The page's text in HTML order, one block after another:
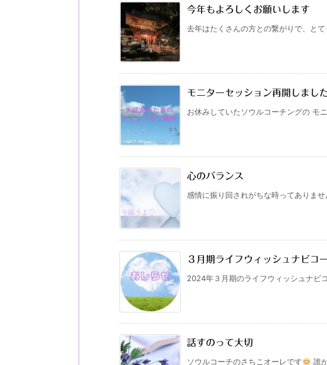
今年もよろしくお願いします
去年はたくさんの方との繋がりで、と
モニターセッション再開しまし
お休みしていたソウルコーチングの モ
心のバランス
感情に振り回されがちな時ってありま
３月期ライフウィッシュナビコ
2024年３月期のライフウィッシュナビ
話すのって大切
ソウルコーチのさちこオーレです
誰